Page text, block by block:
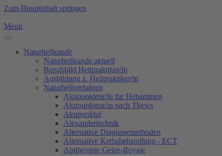
Zum Hauptinhalt springen
Menü
Naturheilkunde
Naturheilkunde aktuell
Berufsbild Heilpraktiker/in
Ausbildung z. Heilpraktiker/in
Naturheilverfahren
Akupunkteur/in für Hebammen
Akupunkteur/in nach Thews
Akupunktur
Alexandertechnik
Alternative Diagnosemethoden
Alternative Krebsbehandlung - ECT
Apitherapie Gelee-Royale